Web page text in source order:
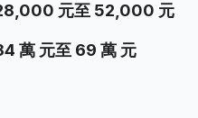
元至 52,000 元
萬 元至 69 萬 元